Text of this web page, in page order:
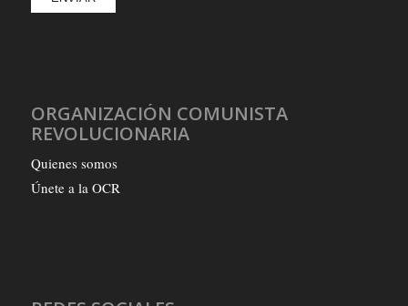
ORGANIZACIÓN COMUNISTA
REVOLUCIONARIA
Quienes somos
Únete a la OCR